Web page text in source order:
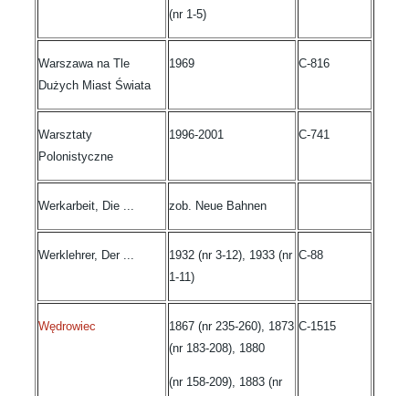
(nr 1-5)
Warszawa na Tle
Dużych Miast Świata
1969 C-816
Warsztaty
Polonistyczne
1996-2001 C-741
Werkarbeit, Die ... zob. Neue Bahnen
Werklehrer, Der ...
1932 (nr 3-12), 1933 (nr
1-11)
C-88
Wędrowiec
1867 (nr 235-260), 1873
(nr 183-208), 1880
(nr 158-209), 1883 (nr
C-1515